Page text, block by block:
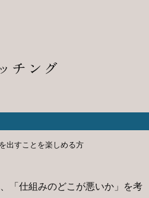
チング
出すことを楽しめる方
「仕組みのどこが悪いか」を考